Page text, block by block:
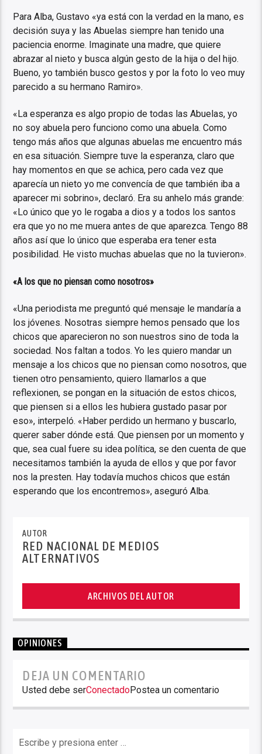
Para Alba, Gustavo «ya está con la verdad en la mano, es
decisión suya y las Abuelas siempre han tenido una
paciencia enorme. Imaginate una madre, que quiere
abrazar al nieto y busca algún gesto de la hija o del hijo.
Bueno, yo también busco gestos y por la foto lo veo muy
parecido a su hermano Ramiro».
«La esperanza es algo propio de todas las Abuelas, yo
no soy abuela pero funciono como una abuela. Como
tengo más años que algunas abuelas me encuentro más
en esa situación. Siempre tuve la esperanza, claro que
hay momentos en que se achica, pero cada vez que
aparecía un nieto yo me convencía de que también iba a
aparecer mi sobrino», declaró. Era su anhelo más grande:
«Lo único que yo le rogaba a dios y a todos los santos
era que yo no me muera antes de que aparezca. Tengo 88
años así que lo único que esperaba era tener esta
posibilidad. He visto muchas abuelas que no la tuvieron».
«A los que no piensan como nosotros»
«Una periodista me preguntó qué mensaje le mandaría a
los jóvenes. Nosotras siempre hemos pensado que los
chicos que aparecieron no son nuestros sino de toda la
sociedad. Nos faltan a todos. Yo les quiero mandar un
mensaje a los chicos que no piensan como nosotros, que
tienen otro pensamiento, quiero llamarlos a que
reflexionen, se pongan en la situación de estos chicos,
que piensen si a ellos les hubiera gustado pasar por
eso», interpeló. «Haber perdido un hermano y buscarlo,
querer saber dónde está. Que piensen por un momento y
que, sea cual fuere su idea política, se den cuenta de que
necesitamos también la ayuda de ellos y que por favor
nos la presten. Hay todavía muchos chicos que están
esperando que los encontremos», aseguró Alba.
AUTOR
RED NACIONAL DE MEDIOS
ALTERNATIVOS
ARCHIVOS DEL AUTOR
OPINIONES
DEJA UN COMENTARIO
Usted debe serConectadoPostea un comentario